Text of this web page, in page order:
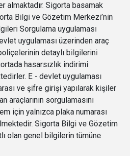
almaktadır. Sigorta basamak
Bilgi ve Gözetim Merkezi’nin
Sorgulama uygulaması
uygulaması üzerinden araç
detaylı bilgilerini
hasarsızlık indirimi
E - devlet uygulaması
ve şifre girişi yapılarak kişiler
araçlarının sorgulamasını
için yalnızca plaka numarası
Sigorta Bilgi ve Gözetim
olan genel bilgilerin tümüne